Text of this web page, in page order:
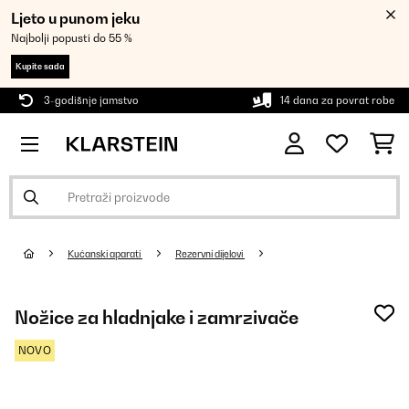
Ljeto u punom jeku
Najbolji popusti do 55 %
Kupite sada
3-godišnje jamstvo 14 dana za povrat robe
Kućanski aparati Rezervni dijelovi
Nožice za hladnjake i zamrzivače
NOVO